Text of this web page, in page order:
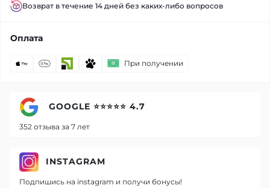
Возврат в течение 14 дней без каких-либо вопросов
Оплата
При получении
GOOGLE ⭐⭐⭐⭐⭐ 4.7
352 отзыва за 7 лет
INSTAGRAM
Подпишись на instagram и получи бонусы!